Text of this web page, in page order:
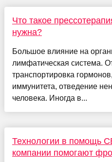
Что такое
нужна?
Большое влияние на
лимфатическая система.
транспортировка
иммунитета, отведение
человека. Иногда в...
Технологии в помощь
компании помогают